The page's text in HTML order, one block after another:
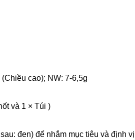
(Chiều cao); NW: 7-6,5g
và 1 × Túi )
đen) để nhắm mục tiêu và định vị